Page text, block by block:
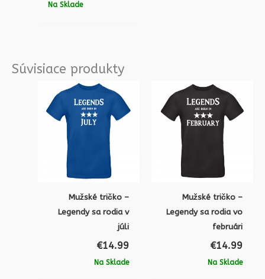
Na Sklade
Súvisiace produkty
Mužské tričko –
Legendy sa rodia v
júli
€14.99
Na Sklade
Mužské tričko –
Legendy sa rodia vo
februári
€14.99
Na Sklade